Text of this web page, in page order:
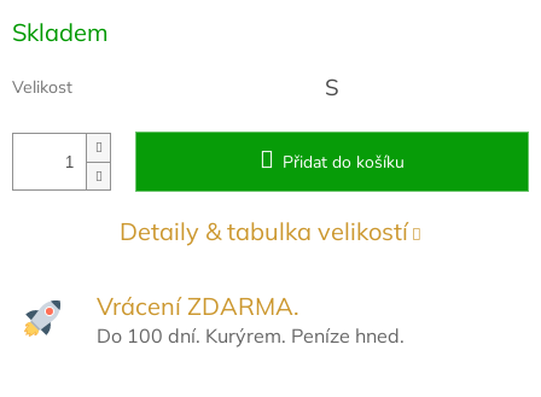
Měrná
cena:
Skladem
Velikost S
Přidat do košíku
Detaily & tabulka velikostí
Vrácení ZDARMA.
Do 100 dní. Kurýrem. Peníze hned.